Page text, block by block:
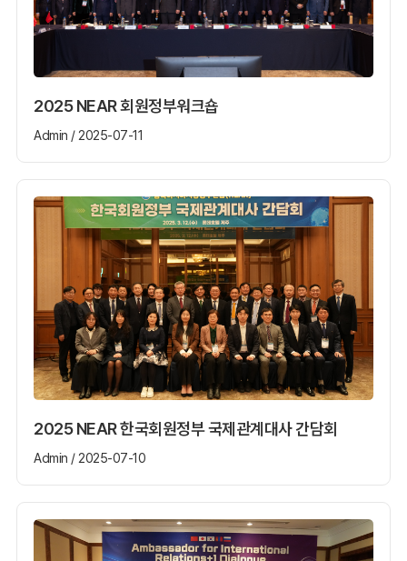
2025 NEAR 회원정부워크숍
Admin / 2025-07-11
2025 NEAR 한국회원정부 국제관계대사 간담회
Admin / 2025-07-10